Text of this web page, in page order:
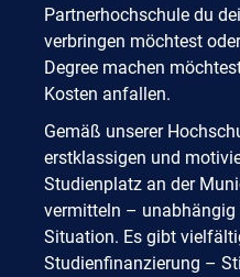
Partnerhochschule du
verbringen möchtest
Degree machen
Kosten anfallen.
Gemäß unserer
erstklassigen und
Studienplatz an der
vermitteln –
Situation. Es gibt
Studienfinanzierung –